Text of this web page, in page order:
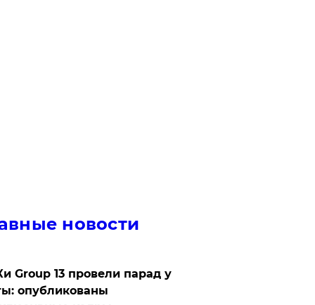
новости
Group 13 провели парад у
опубликованы